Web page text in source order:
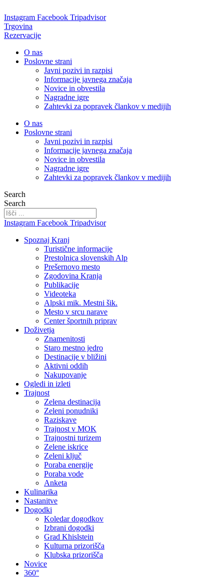
to
content
Instagram Facebook Tripadvisor
Trgovina
Rezervacije
O nas
Poslovne strani
Javni pozivi in razpisi
Informacije javnega značaja
Novice in obvestila
Nagradne igre
Zahtevki za popravek člankov v medijih
O nas
Poslovne strani
Javni pozivi in razpisi
Informacije javnega značaja
Novice in obvestila
Nagradne igre
Zahtevki za popravek člankov v medijih
Search
Search
Instagram Facebook Tripadvisor
Spoznaj Kranj
Turistične informacije
Prestolnica slovenskih Alp
Prešernovo mesto
Zgodovina Kranja
Publikacije
Videoteka
Alpski mik. Mestni šik.
Mesto v srcu narave
Center športnih priprav
Doživetja
Znamenitosti
Staro mestno jedro
Destinacije v bližini
Aktivni oddih
Nakupovanje
Ogledi in izleti
Trajnost
Zelena destinacija
Zeleni ponudniki
Raziskave
Trajnost v MOK
Trajnostni turizem
Zelene iskrice
Zeleni ključ
Poraba energije
Poraba vode
Anketa
Kulinarika
Nastanitve
Dogodki
Koledar dogodkov
Izbrani dogodki
Grad Khislstein
Kulturna prizorišča
Klubska prizorišča
Novice
360°